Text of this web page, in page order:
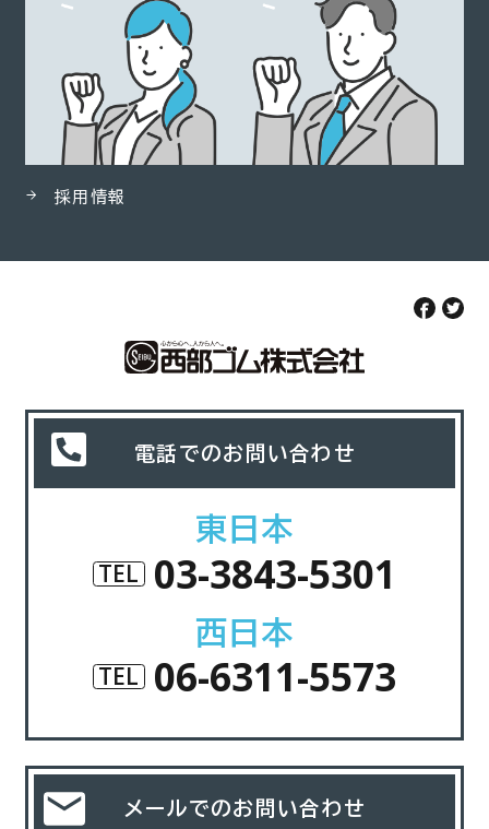
採用情報
電話でのお問い合わせ
東日本
TEL 03-3843-5301
西日本
TEL 06-6311-5573
メールでのお問い合わせ